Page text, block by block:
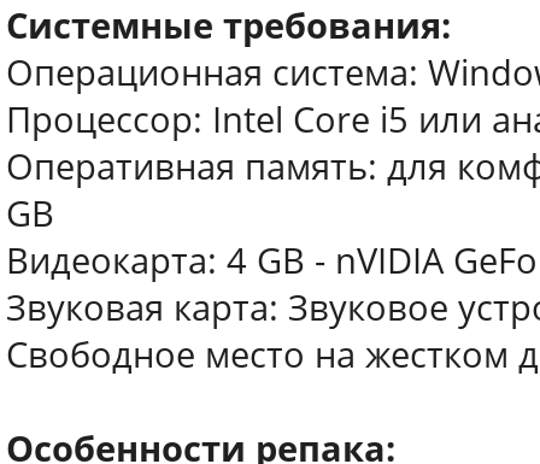
Системные требования:
Операционная система:
Процессор: Intel Core i5 или
Оперативная память: для
GB
Видеокарта: 4 GB - nVIDIA
Звуковая карта: Звуковое
Свободное место на жестком
Особенности репака: